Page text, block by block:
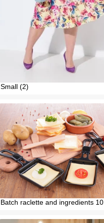
Small (2)
Batch raclette and ingredients 10